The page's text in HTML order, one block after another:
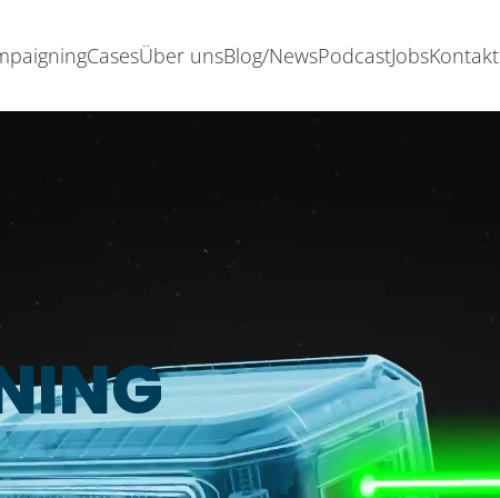
CasesÜber unsBlog/NewsPodcastJobsKontakt